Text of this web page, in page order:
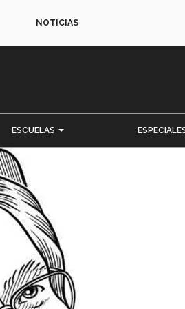
NOTICIAS
ESCUELAS